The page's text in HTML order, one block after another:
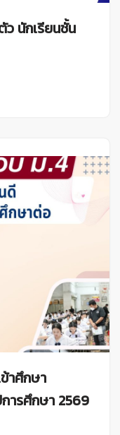
นักเรียนชั้น
าศึกษา
ารศึกษา 2569